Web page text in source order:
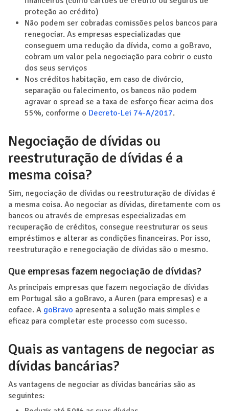
proteção ao crédito)
Não podem ser cobradas comissões pelos bancos para
renegociar. As empresas especializadas que
conseguem uma redução da dívida, como a goBravo,
cobram um valor pela negociação para cobrir o custo
dos seus serviços
Nos créditos habitação, em caso de divórcio,
separação ou falecimento, os bancos não podem
agravar o spread se a taxa de esforço ficar acima dos
55%, conforme o Decreto-Lei 74-A/2017.
Negociação de dívidas ou
reestruturação de dívidas é a
mesma coisa?
Sim, negociação de dívidas ou reestruturação de dívidas é
a mesma coisa. Ao negociar as dívidas, diretamente com os
bancos ou através de empresas especializadas em
recuperação de créditos, consegue reestruturar os seus
empréstimos e alterar as condições financeiras. Por isso,
reestruturação e renegociação de dívidas são o mesmo.
Que empresas fazem negociação de dívidas?
As principais empresas que fazem negociação de dívidas
em Portugal são a goBravo, a Auren (para empresas) e a
coface. A goBravo apresenta a solução mais simples e
eficaz para completar este processo com sucesso.
Quais as vantagens de negociar as
dívidas bancárias?
As vantagens de negociar as dívidas bancárias são as
seguintes: